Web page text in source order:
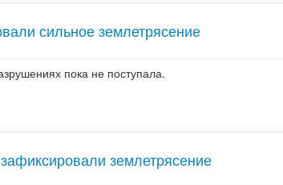
сильное землетрясение
пока не поступала.
землетрясение